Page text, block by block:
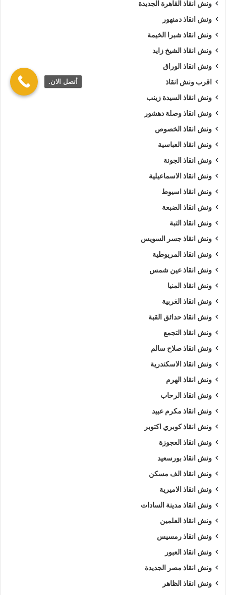
ونش انقاذ القاهرة الجديدة
ونش انقاذ دمنهور
ونش انقاذ شبرا الخيمة
ونش انقاذ الشيخ زايد
ونش انقاذ الوراق
اقرب ونش انقاذ
ونش انقاذ السيدة زينب
ونش انقاذ وصلة دهشور
ونش انقاذ الخصوص
ونش انقاذ العباسية
ونش انقاذ الجونة
ونش انقاذ الاسماعيلية
ونش انقاذ اسيوط
ونش انقاذ الضبعة
ونش انقاذ التبة
ونش انقاذ جسر السويس
ونش انقاذ المريوطية
ونش انقاذ عين شمس
ونش انقاذ المنيا
ونش انقاذ الغربية
ونش انقاذ حدائق القبة
ونش انقاذ التجمع
ونش انقاذ صلاح سالم
ونش انقاذ الاسكندرية
ونش انقاذ الهرم
ونش انقاذ الرحاب
ونش انقاذ مكرم عبيد
ونش انقاذ كوبري اكتوبر
ونش انقاذ العجوزة
ونش انقاذ بورسعيد
ونش انقاذ الف مسكن
ونش انقاذ الاميرية
ونش انقاذ مدينة السادات
ونش انقاذ العلمين
ونش انقاذ رمسيس
ونش انقاذ العبور
ونش انقاذ مصر الجديدة
ونش انقاذ الظاهر
أتصل الان.